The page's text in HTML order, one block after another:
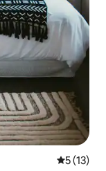
5 (13)